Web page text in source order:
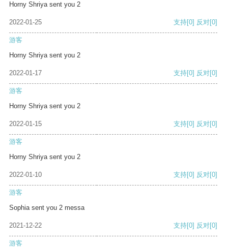
Horny Shriya sent you 2
2022-01-25 支持[0] 反对[0]
游客
Horny Shriya sent you 2
2022-01-17 支持[0] 反对[0]
游客
Horny Shriya sent you 2
2022-01-15 支持[0] 反对[0]
游客
Horny Shriya sent you 2
2022-01-10 支持[0] 反对[0]
游客
Sophia sent you 2 messa
2021-12-22 支持[0] 反对[0]
游客